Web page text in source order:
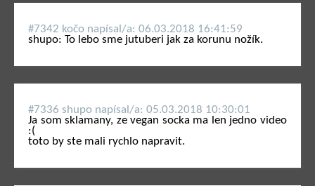
#7342 kočo napí­sal/a: 06.03.2018 16:41:59
shupo: To lebo sme jutuberi jak za korunu nožík.
#7336 shupo napí­sal/a: 05.03.2018 10:30:01
Ja som sklamany, ze vegan socka ma len jedno video
:(
toto by ste mali rychlo napravit.